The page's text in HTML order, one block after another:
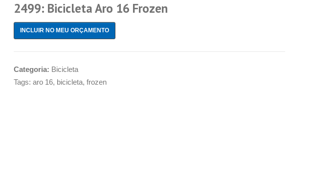
2499: Bicicleta Aro 16 Frozen
INCLUIR NO MEU ORÇAMENTO
Categoria: Bicicleta
Tags: aro 16, bicicleta, frozen